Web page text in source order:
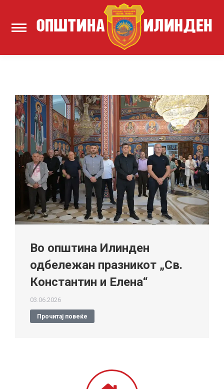
Во општина Илинден
одбележан празникот „Св.
Константин и Елена“
03.06.2026
Прочитај повеќе